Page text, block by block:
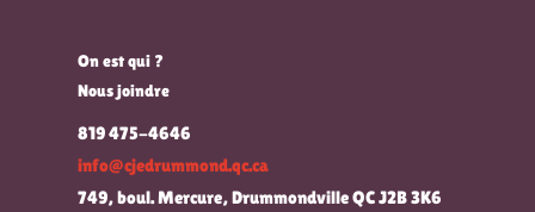
On est qui ?
Nous joindre
819 475-4646
info@cjedrummond.qc.ca
749, boul. Mercure, Drummondville QC J2B 3K6